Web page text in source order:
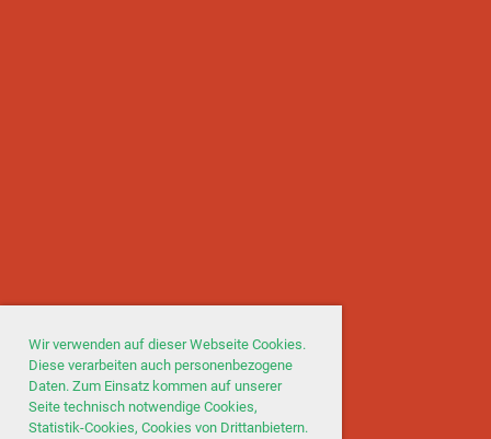
Wir verwenden auf dieser Webseite Cookies.
Diese verarbeiten auch personenbezogene
Daten. Zum Einsatz kommen auf unserer
Seite technisch notwendige Cookies,
Statistik-Cookies, Cookies von Drittanbietern.